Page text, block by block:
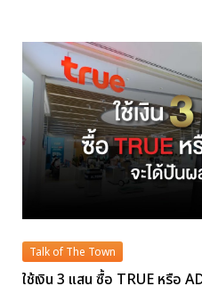
Talk of The Town
ใช้เงิน 3 แสน ซื้อ TRUE หรือ